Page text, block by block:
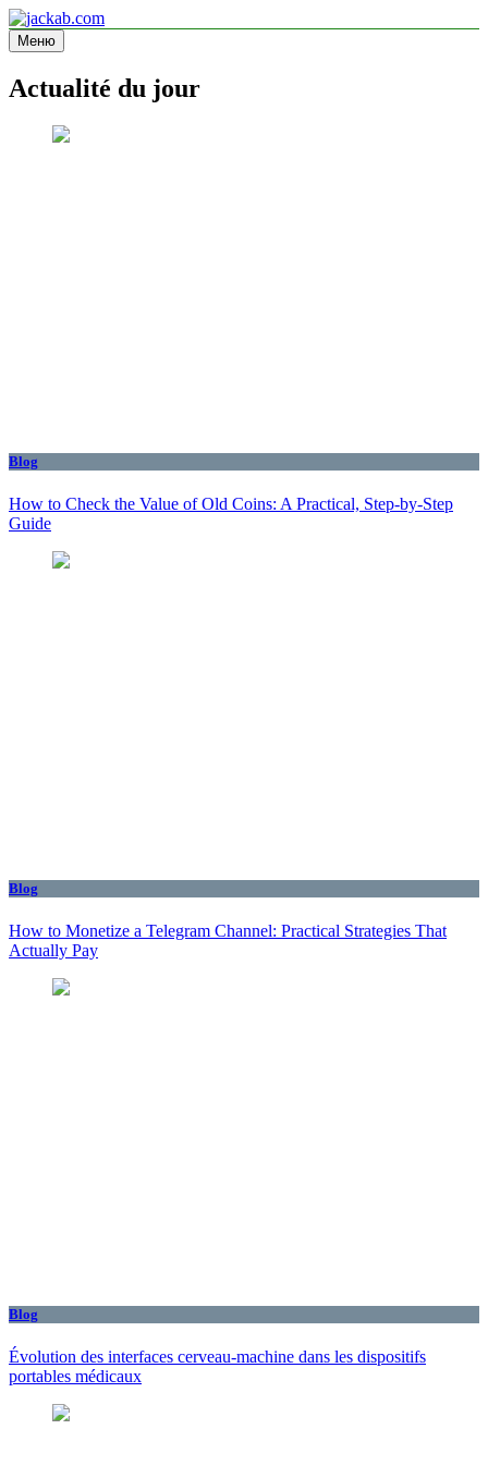
Перейти
к
содержимому
jackab.com
Site d'information
Меню
Actualité du jour
Blog
How to Check the Value of Old Coins: A Practical, Step-by-Step
Guide
Blog
How to Monetize a Telegram Channel: Practical Strategies That
Actually Pay
Blog
Évolution des interfaces cerveau-machine dans les dispositifs
portables médicaux